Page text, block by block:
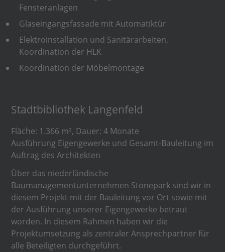
Fensteranlagen
Glaseingangsfassade mit Automatiktür
Elektroinstallation und Sanitärarbeiten,
Koordination der HLK
Koordination der Möbelmontage
Stadtbibliothek Langenfeld
Fläche: 1.366 m², Dauer: 4 Monate
Ausführung Eigengewerke und Gesamt-Bauleitung im
Auftrag des Architekten
Über das niederländische
Baumanagementunternehmen Stonepark sind wir in
diesem Projekt mit der Bauleitung vor Ort sowie mit
der Ausführung unserer Eigengewerke betraut
worden. In diesem Rahmen haben wir die
Projektumsetzung als zentraler Ansprechpartner für
alle Beteiligten durchgeführt.